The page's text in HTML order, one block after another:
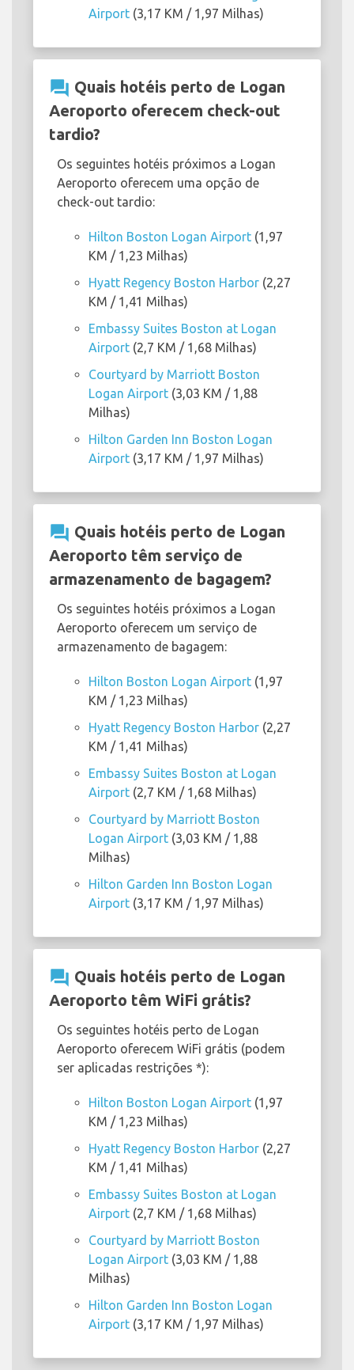
Airport (3,17 KM / 1,97 Milhas)
question_answer Quais hotéis perto de Logan
Aeroporto oferecem check-out
tardio?
Os seguintes hotéis próximos a Logan
Aeroporto oferecem uma opção de
check-out tardio:
Hilton Boston Logan Airport (1,97
KM / 1,23 Milhas)
Hyatt Regency Boston Harbor (2,27
KM / 1,41 Milhas)
Embassy Suites Boston at Logan
Airport (2,7 KM / 1,68 Milhas)
Courtyard by Marriott Boston
Logan Airport (3,03 KM / 1,88
Milhas)
Hilton Garden Inn Boston Logan
Airport (3,17 KM / 1,97 Milhas)
question_answer Quais hotéis perto de Logan
Aeroporto têm serviço de
armazenamento de bagagem?
Os seguintes hotéis próximos a Logan
Aeroporto oferecem um serviço de
armazenamento de bagagem:
Hilton Boston Logan Airport (1,97
KM / 1,23 Milhas)
Hyatt Regency Boston Harbor (2,27
KM / 1,41 Milhas)
Embassy Suites Boston at Logan
Airport (2,7 KM / 1,68 Milhas)
Courtyard by Marriott Boston
Logan Airport (3,03 KM / 1,88
Milhas)
Hilton Garden Inn Boston Logan
Airport (3,17 KM / 1,97 Milhas)
question_answer Quais hotéis perto de Logan
Aeroporto têm WiFi grátis?
Os seguintes hotéis perto de Logan
Aeroporto oferecem WiFi grátis (podem
ser aplicadas restrições *):
Hilton Boston Logan Airport (1,97
KM / 1,23 Milhas)
Hyatt Regency Boston Harbor (2,27
KM / 1,41 Milhas)
Embassy Suites Boston at Logan
Airport (2,7 KM / 1,68 Milhas)
Courtyard by Marriott Boston
Logan Airport (3,03 KM / 1,88
Milhas)
Hilton Garden Inn Boston Logan
Airport (3,17 KM / 1,97 Milhas)